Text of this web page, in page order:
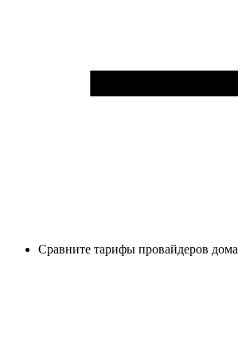
Сравните тарифы провайдеров дома